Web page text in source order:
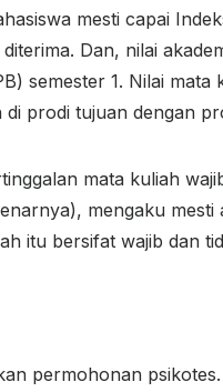
mesti capai
Dan, nilai
semester 1. Nilai mata
prodi tujuan dengan
mata kuliah
mengaku mesti
itu bersifat wajib dan
permohonan